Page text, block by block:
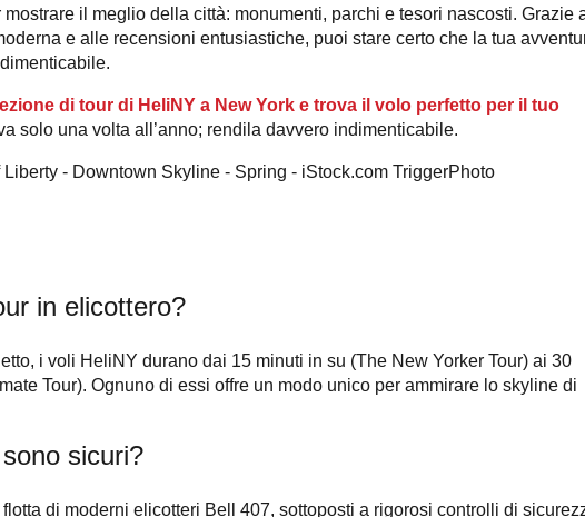
il meglio della città: monumenti, parchi e tesori nascosti. Grazie
e alle recensioni entusiastiche, puoi stare certo che la tua
di tour di HeliNY a New York e trova il volo perfetto per il tuo
solo una volta all’anno; rendila davvero indimenticabile.
in elicottero?
i voli HeliNY durano dai 15 minuti in su (The New Yorker Tour) ai 30
Tour). Ognuno di essi offre un modo unico per ammirare lo skyline di
sicuri?
di moderni elicotteri Bell 407, sottoposti a rigorosi controlli di